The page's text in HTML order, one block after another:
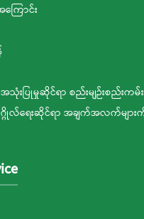
ောင်း
သုံးပြုမှုဆိုင်ရာ စည်းမျဉ်းစည်းကမ်း
ပုဂ္ဂိုလ်ရေးဆိုင်ရာ အချက်အလက်များ